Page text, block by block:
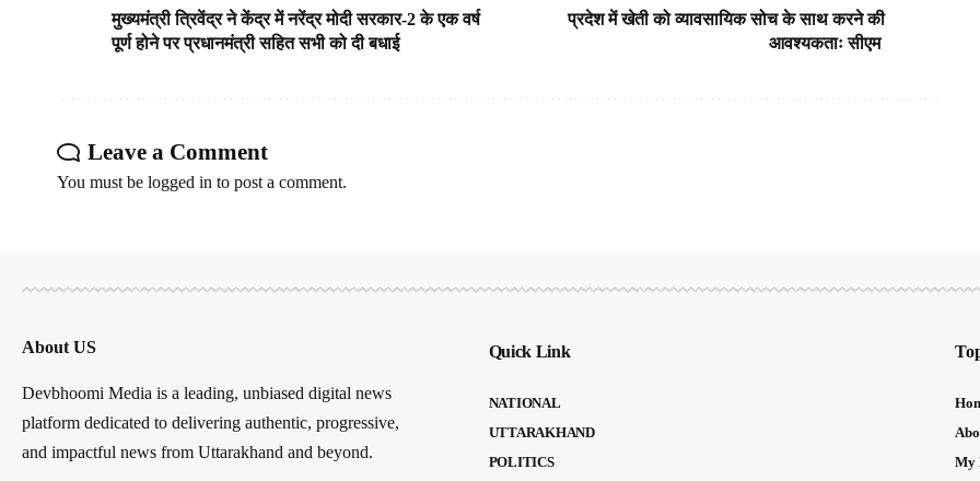
मुख्यमंत्री त्रिवेंद्र ने केंद्र में नरेंद्र मोदी सरकार-2 के एक वर्ष
पूर्ण होने पर प्रधानमंत्री सहित सभी को दी बधाई
प्रदेश में खेती को व्यावसायिक सोच के साथ करने की
आवश्यकताः सीएम
Leave a Comment
You must be logged in to post a comment.
About US
Devbhoomi Media is a leading, unbiased digital news
platform dedicated to delivering authentic, progressive,
and impactful news from Uttarakhand and beyond.
Quick Link
NATIONAL
UTTARAKHAND
POLITICS
My